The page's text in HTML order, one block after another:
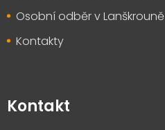
Osobní odběr v Lanškrouně
Kontakty
Kontakt